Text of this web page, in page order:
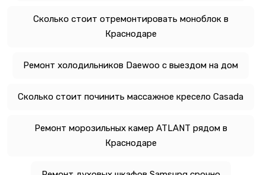
Сколько стоит отремонтировать моноблок в
Краснодаре
Ремонт холодильников Daewoo с выездом на дом
Сколько стоит починить массажное кресело Casada
Ремонт морозильных камер ATLANT рядом в
Краснодаре